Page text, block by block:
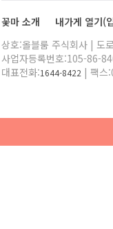
꽃마 소개 내가게 열기(
상호:올블룸 주식회사 | 도
사업자등록번호:105-86-
대표전화:1644-8422 | 팩스